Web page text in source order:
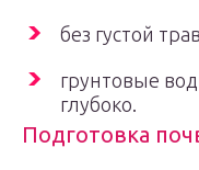
без густой
грунтовые
глубоко.
Подготовка